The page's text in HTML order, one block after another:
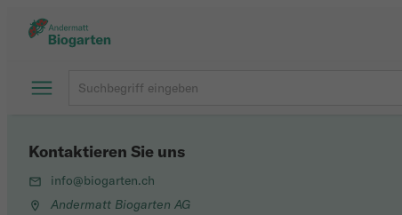
Kontaktieren Sie uns
info@biogarten.ch
Andermatt Biogarten AG